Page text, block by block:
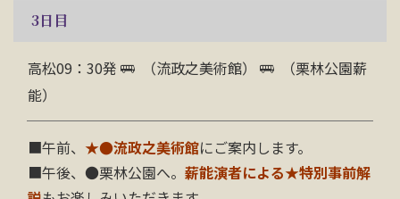
3日目
高松09：30発 （流政之美術館）
（栗林公園薪
能）
■午前、 ★●流政之美術館にご案内します。
■午後、●栗林公園へ。 薪能演者による★特別事前解